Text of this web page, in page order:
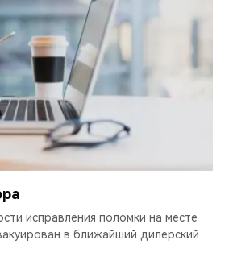
исправления поломки на месте
в ближайший дилерский